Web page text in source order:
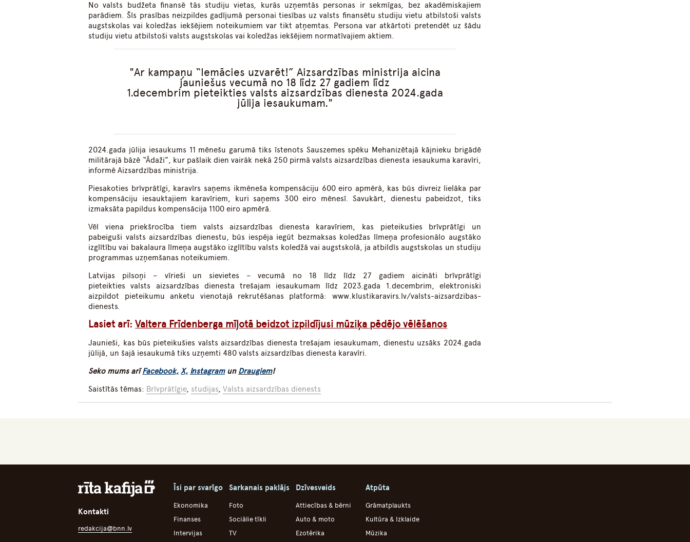
No valsts budžeta finansē tās studiju vietas, kurās uzņemtās personas ir sekmīgas, bez akadēmiskajiem
parādiem. Šīs prasības neizpildes gadījumā personai tiesības uz valsts finansētu studiju vietu atbilstoši valsts
augstskolas vai koledžas iekšējiem noteikumiem var tikt atņemtas. Persona var atkārtoti pretendēt uz šādu
studiju vietu atbilstoši valsts augstskolas vai koledžas iekšējiem normatīvajiem aktiem.
Ar kampaņu “Iemācies uzvarēt!” Aizsardzības ministrija aicina
jauniešus vecumā no 18 līdz 27 gadiem līdz
1.decembrim pieteikties valsts aizsardzības dienesta 2024.gada
jūlija iesaukumam.
2024.gada jūlija iesaukums 11 mēnešu garumā tiks īstenots Sauszemes spēku Mehanizētajā kājnieku brigādē
militārajā bāzē “Ādaži”, kur pašlaik dien vairāk nekā 250 pirmā valsts aizsardzības dienesta iesaukuma karavīri,
informē Aizsardzības ministrija.
Piesakoties brīvprātīgi, karavīrs saņems ikmēneša kompensāciju 600 eiro apmērā, kas būs divreiz lielāka par
kompensāciju iesauktajiem karavīriem, kuri saņems 300 eiro mēnesī. Savukārt, dienestu pabeidzot, tiks
izmaksāta papildus kompensācija 1100 eiro apmērā.
Vēl viena priekšrocība tiem valsts aizsardzības dienesta karavīriem, kas pieteikušies brīvprātīgi un
pabeiguši valsts aizsardzības dienestu, būs iespēja iegūt bezmaksas koledžas līmeņa profesionālo augstāko
izglītību vai bakalaura līmeņa augstāko izglītību valsts koledžā vai augstskolā, ja atbildīs augstskolas un studiju
programmas uzņemšanas noteikumiem.
Latvijas pilsoņi – vīrieši un sievietes – vecumā no 18 līdz līdz 27 gadiem aicināti brīvprātīgi
pieteikties valsts aizsardzības dienesta trešajam iesaukumam līdz 2023.gada 1.decembrim, elektroniski
aizpildot pieteikumu anketu vienotajā rekrutēšanas platformā: www.klustikaravirs.lv/valsts-aizsardzibas-
dienests.
Lasiet arī:Valtera Frīdenberga mīļotā beidzot izpildījusi mūziķa pēdējo vēlēšanos
Jaunieši, kas būs pieteikušies valsts aizsardzības dienesta trešajam iesaukumam, dienestu uzsāks 2024.gada
jūlijā, un šajā iesaukumā tiks uzņemti 480 valsts aizsardzības dienesta karavīri.
Seko mums arīFacebook, X, Instagram un Draugiem!
Saistītās tēmas: Brīvprātīgie, studijas,Valsts aizsardzības dienests
Kontakti
redakcija@bnn.lv
Īsi par svarīgo
Ekonomika
Finanses
Intervijas
Sarkanais paklājs
Foto
Sociālie tīkli
TV
Dzīvesveids
Attiecības & bērni
Auto & moto
Ezotērika
Atpūta
Grāmatplaukts
Kultūra & Izklaide
Mūzika